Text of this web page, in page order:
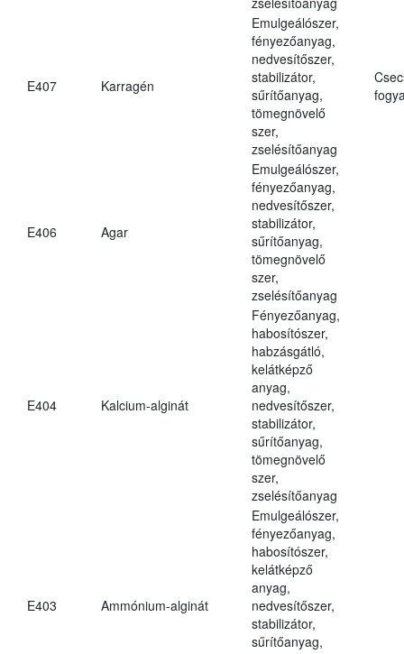
E407 Karragén
Emulgeálószer,
fényezőanyag,
nedvesítőszer,
stabilizátor,
sűrítőanyag,
tömegnövelő
szer,
zselésítőanyag
E406 Agar
Emulgeálószer,
fényezőanyag,
nedvesítőszer,
stabilizátor,
sűrítőanyag,
tömegnövelő
szer,
zselésítőanyag
E404 Kalcium-alginát
Fényezőanyag,
habosítószer,
habzásgátló,
kelátképző
anyag,
nedvesítőszer,
stabilizátor,
sűrítőanyag,
tömegnövelő
szer,
zselésítőanyag
E403 Ammónium-alginát
Emulgeálószer,
fényezőanyag,
habosítószer,
kelátképző
anyag,
nedvesítőszer,
stabilizátor,
sűrítőanyag,